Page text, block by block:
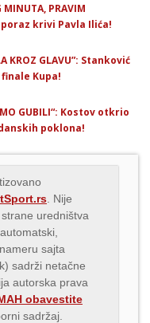
MINUTA, PRAVIM
poraz krivi Pavla Ilića!
KROZ GLAVU”: Stanković
Kupa!
GUBILI“: Kostov otkrio
poklona!
. Nije
uredništva
sajta
sadrži netačne
autorska prava
obavestite
sadržaj.